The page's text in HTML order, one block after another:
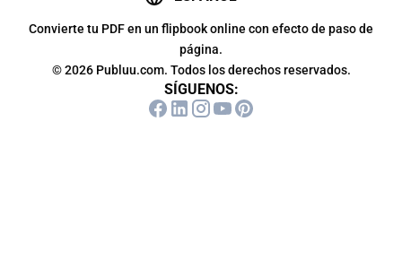
Convierte tu PDF en un flipbook online con efecto de paso de
página.
© 2026 Publuu.com. Todos los derechos reservados.
SÍGUENOS: